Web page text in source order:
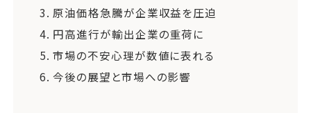
3. 原油価格急騰が企業収益を圧迫
4. 円高進行が輸出企業の重荷に
5. 市場の不安心理が数値に表れる
6. 今後の展望と市場への影響